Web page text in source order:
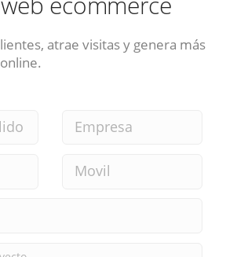
atrae visitas y genera más